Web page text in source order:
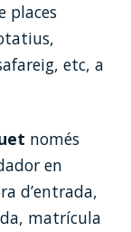
places
etc, a
només
en
d’entrada,
matrícula